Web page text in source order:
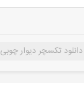
دانلود تکسچر دیوار چوبی